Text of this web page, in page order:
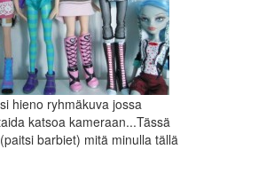
hieno ryhmäkuva jossa
katsoa kameraan...Tässä
barbiet) mitä minulla tällä